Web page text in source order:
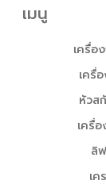
เมนู
เครื่อ
เครื่
หัวส
เครื่
ลิ
เค